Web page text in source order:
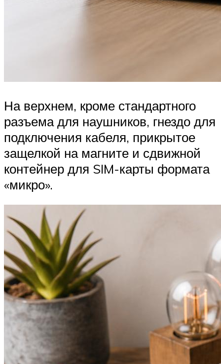
На верхнем, кроме стандартного
разъема для наушников, гнездо для
подключения кабеля, прикрытое
защелкой на магните и сдвижной
контейнер для SIM-карты формата
«микро».